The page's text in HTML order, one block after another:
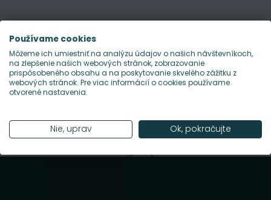
Používame cookies
Môžeme ich umiestniť na analýzu údajov o našich návštevníkoch,
na zlepšenie našich webových stránok, zobrazovanie
prispôsobeného obsahu a na poskytovanie skvelého zážitku z
webových stránok. Pre viac informácií o cookies používame
otvorené nastavenia.
Nie, uprav Ok, pokračujte